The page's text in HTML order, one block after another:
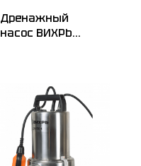
Дренажный
насос ВИХРЬ